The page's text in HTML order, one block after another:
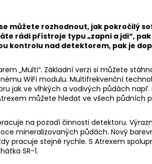
můžete rozhodnout, jak pokročilý
rádi přístroje typu „zapni a jdi“,
kontrolu nad detektorem, pak je
„Multi“. Základní verzi si můžete
WiFi modulu. Multifrekvenční
jak ve vlhkých a vodivých půdách
můžete hledat ve všech půdních
na pozadí činnosti detektoru.
mineralizovaných půdách. Nový
pracuje stejně rychle. S Atrexem
SR-1.